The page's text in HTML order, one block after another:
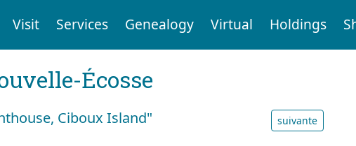
Visit Services Genealogy Virtual Holdings
Écosse
Ciboux Island" suivante